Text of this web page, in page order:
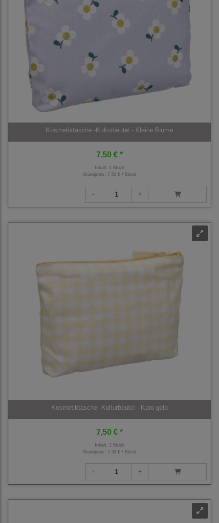
Kosmetiktasche -Kulturbeutel - Kleine Blume
7,50 € *
Inhalt: 1 Stück
Grundpreis: 7,50 € / Stück
Kosmetiktasche -Kulturbeutel - Karo gelb
7,50 € *
Inhalt: 1 Stück
Grundpreis: 7,50 € / Stück